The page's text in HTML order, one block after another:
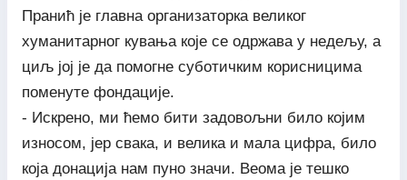
Пранић је главна организаторка великог
хуманитарног кувања које се одржава у недељу, а
циљ јој је да помогне суботичким корисницима
поменуте фондације.
- Искрено, ми ћемо бити задовољни било којим
износом, јер свака, и велика и мала цифра, било
која донација нам пуно значи. Веома је тешко